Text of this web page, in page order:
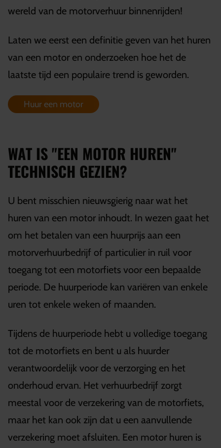
wereld van de motorverhuur binnenrijden!
Laten we eerst een definitie geven van het huren
van een motor en onderzoeken hoe het de
laatste tijd een populaire trend is geworden.
Huur een motor
WAT IS "EEN MOTOR HUREN"
TECHNISCH GEZIEN?
U bent misschien nieuwsgierig naar wat het
huren van een motor inhoudt. In wezen gaat het
om het betalen van een huurprijs aan een
motorverhuurbedrijf of particulier in ruil voor
toegang tot een motorfiets voor een bepaalde
periode. De huurperiode kan variëren van enkele
uren tot enkele weken of maanden.
Tijdens de huurperiode hebt u volledige toegang
tot de motorfiets en bent u als huurder
verantwoordelijk voor de verzorging en het
onderhoud ervan. Het verhuurbedrijf zorgt
meestal voor de verzekering van de motorfiets,
maar het kan ook zijn dat u een aanvullende
verzekering moet afsluiten. Een motor huren is